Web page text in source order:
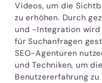
Videos, um die
zu erhöhen. Durch
und -Integration wird
für Suchanfragen
SEO-Agenturen
und Techniken, um
Benutzererfahrung